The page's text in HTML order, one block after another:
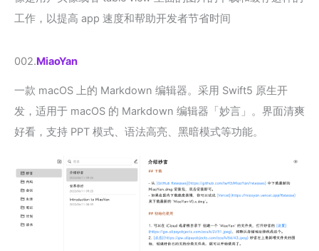
工作，以提高 app 速度和帮助开发者节省时间
002.MiaoYan
一款 macOS 上的 Markdown 编辑器。采用 Swift5 原生开
发，适用于 macOS 的 Markdown 编辑器「妙言」。界面清爽
好看，支持 PPT 模式、语法高亮、黑暗模式等功能。